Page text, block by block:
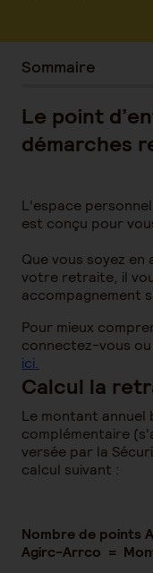
Sommaire
Le point
démarches
L'espace
est conçu pour
Que vous soyez
votre retraite, il
accompagnement
Pour mieux
connectez-vous
ici.
Calcul la
Le montant
complémentaire
versée par la
calcul suivant :
Nombre de points
Agirc-Arrco =